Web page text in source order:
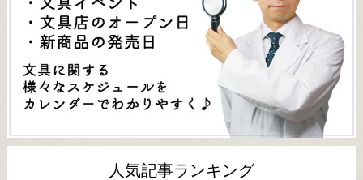
人気記事ランキング